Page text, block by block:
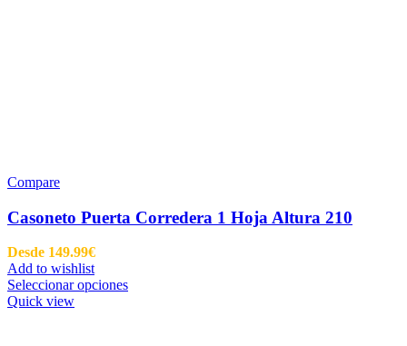
Compare
Casoneto Puerta Corredera 1 Hoja Altura 210
Desde 149.99€
Add to wishlist
Seleccionar opciones
Quick view